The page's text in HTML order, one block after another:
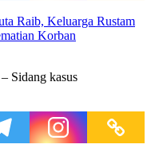
Raib, Keluarga Rustam
Korban
Sidang kasus